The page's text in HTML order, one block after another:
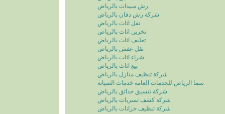
رش مبيدات بالرياض
شركة رش دفان بالرياض
نقل اثاث بالرياض
تخزين اثاث بالرياض
تغليف اثاث بالرياض
نقل عفش بالرياض
شراء اثاث بالرياض
بيع اثاث بالرياض
شركة تنظيف منازل بالرياض
سما الرياض للخدمات العامة خدمات الصيانة
شركة تنسيق حدائق بالرياض
شركة كشف تسربات بالرياض
شركة تنظيف خزانات بالرياض